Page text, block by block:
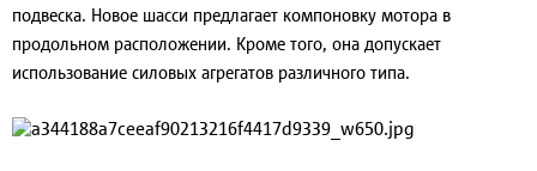
подвеска. Новое шасси предлагает компоновку мотора в
продольном расположении. Кроме того, она допускает
использование силовых агрегатов различного типа.